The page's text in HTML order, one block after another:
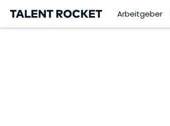
Arbeitgeber